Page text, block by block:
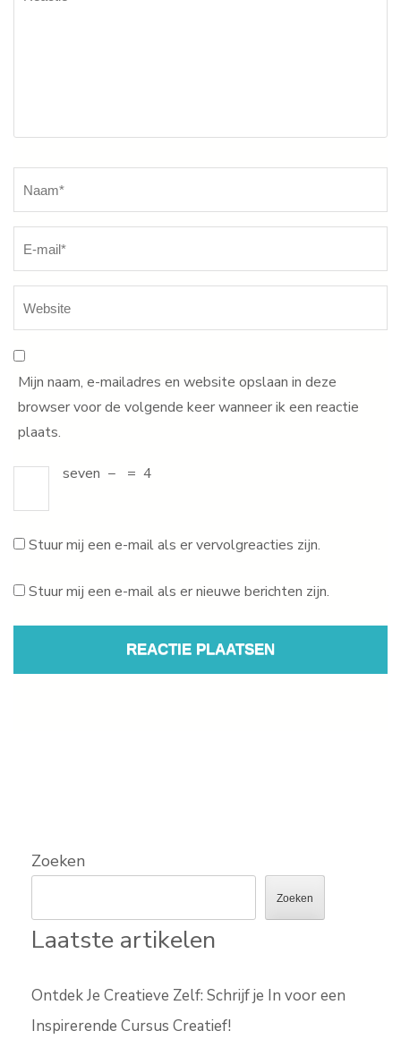
Mijn naam, e-mailadres en website opslaan in deze
browser voor de volgende keer wanneer ik een reactie
plaats.
seven − = 4
Stuur mij een e-mail als er vervolgreacties zijn.
Stuur mij een e-mail als er nieuwe berichten zijn.
Zoeken
Zoeken
Laatste artikelen
Ontdek Je Creatieve Zelf: Schrijf je In voor een
Inspirerende Cursus Creatief!